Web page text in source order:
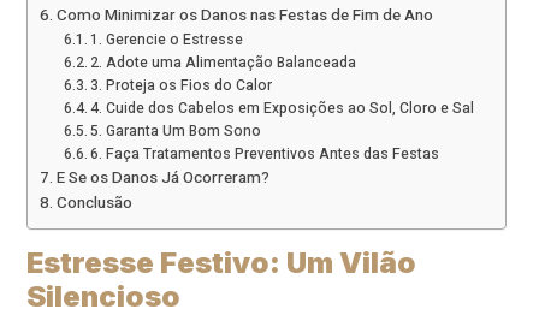
Como Minimizar os Danos nas Festas de Fim de Ano
1. Gerencie o Estresse
2. Adote uma Alimentação Balanceada
3. Proteja os Fios do Calor
4. Cuide dos Cabelos em Exposições ao Sol, Cloro e Sal
5. Garanta Um Bom Sono
6. Faça Tratamentos Preventivos Antes das Festas
E Se os Danos Já Ocorreram?
Conclusão
Estresse Festivo: Um Vilão
Silencioso